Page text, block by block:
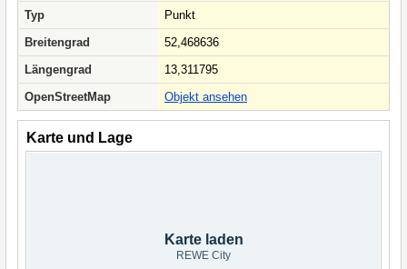
Typ
Punkt
Breitengrad
52,468636
Längengrad
13,311795
OpenStreetMap
Objekt ansehen
Karte und Lage
Karte laden
REWE City